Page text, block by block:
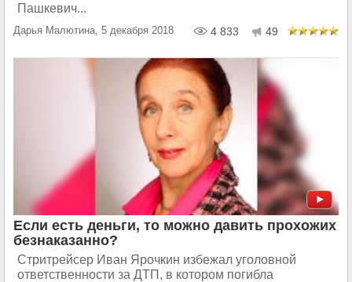
Пашкевич...
Дарья Малютина, 5 декабря 2018 4 833 49
Если есть деньги, то можно давить прохожих
безнаказанно?
Стритрейсер Иван Ярочкин избежал уголовной
ответственности за ДТП, в котором погибла